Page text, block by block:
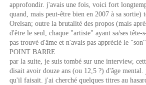
approfondir. j'avais une fois, voici fort
quand, mais peut-être bien en 2007 à sa sortie)
Orelsan; outre la brutalité des propos (mais
d'être le seul, chaque "artiste" ayant sa/ses
pas trouvé d'âme et n'avais pas apprécié le
POINT BARRE
par la suite, je suis tombé sur une interview,
disait avoir douze ans (ou 12,5 ?) d'âge
qu'il faisait. j'ai cherché quelques titres au